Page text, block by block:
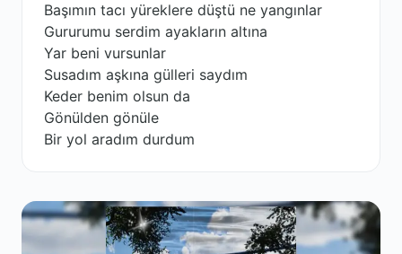
Başımın tacı yüreklere düştü ne yangınlar
Gururumu serdim ayakların altına
Yar beni vursunlar
Susadım aşkına gülleri saydım
Keder benim olsun da
Gönülden gönüle
Bir yol aradım durdum